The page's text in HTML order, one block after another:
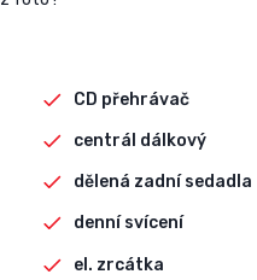
CD přehrávač
centrál dálkový
dělená zadní sedadla
denní svícení
el. zrcátka